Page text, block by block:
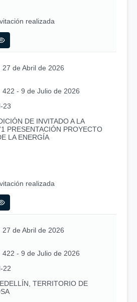
realizada
27 de Abril de 2026
422 - 9 de Julio de 2026
23
DE INVITADO A LA
PRESENTACIÓN PROYECTO
LA ENERGÍA
realizada
27 de Abril de 2026
422 - 9 de Julio de 2026
22
TERRITORIO DE